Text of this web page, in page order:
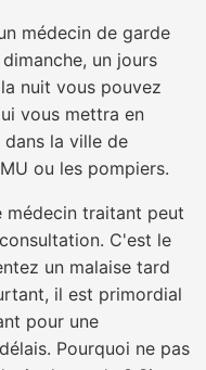
médecin de garde
un jours
nuit vous pouvez
vous mettra en
la ville de
ou les pompiers.
médecin traitant peut
C'est le
un malaise tard
il est primordial
pour une
Pourquoi ne pas